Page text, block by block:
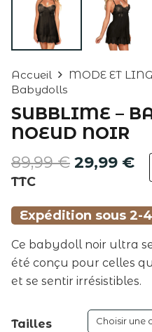
Accueil MODE ET
Babydolls
SUBBLIME –
NOEUD NOIR
89,99€ Le
était :
89,99 €.
29,99 € Le
TTC
Expédition sous 2-
Ce babydoll noir ultra
été conçu pour celles
et se sentir irrésistibles.
Tailles